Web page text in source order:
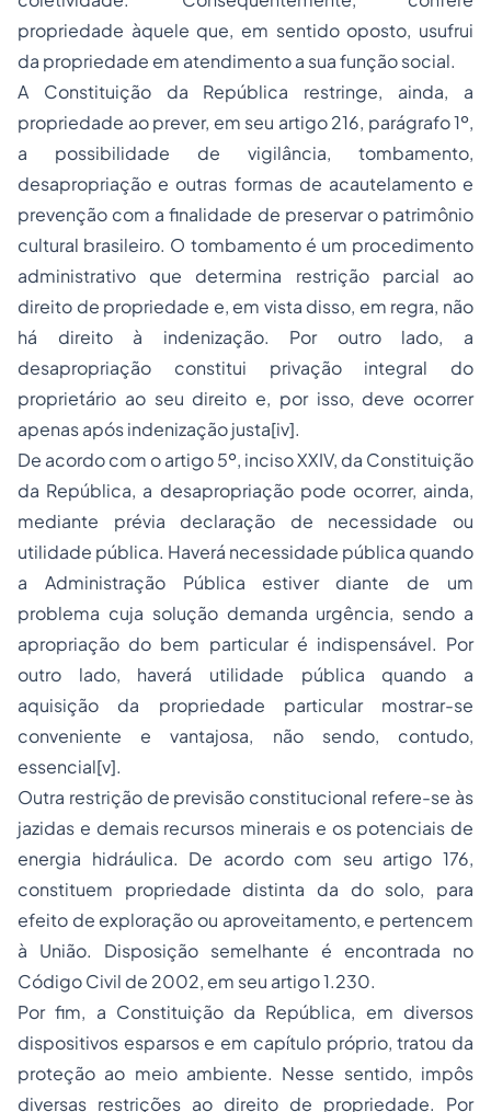
propriedade àquele que, em sentido oposto, usufrui
da propriedade em atendimento a sua função social.
A Constituição da República restringe, ainda, a
propriedade ao prever, em seu artigo 216, parágrafo 1º,
a possibilidade de vigilância, tombamento,
desapropriação e outras formas de acautelamento e
prevenção com a finalidade de preservar o patrimônio
cultural brasileiro. O tombamento é um procedimento
administrativo que determina restrição parcial ao
direito de propriedade e, em vista disso, em regra, não
há direito à indenização. Por outro lado, a
desapropriação constitui privação integral do
proprietário ao seu direito e, por isso, deve ocorrer
apenas após indenização justa[iv].
De acordo com o artigo 5º, inciso XXIV, da Constituição
da República, a desapropriação pode ocorrer, ainda,
mediante prévia declaração de necessidade ou
utilidade pública. Haverá necessidade pública quando
a Administração Pública estiver diante de um
problema cuja solução demanda urgência, sendo a
apropriação do bem particular é indispensável. Por
outro lado, haverá utilidade pública quando a
aquisição da propriedade particular mostrar-se
conveniente e vantajosa, não sendo, contudo,
essencial[v].
Outra restrição de previsão constitucional refere-se às
jazidas e demais recursos minerais e os potenciais de
energia hidráulica. De acordo com seu artigo 176,
constituem propriedade distinta da do solo, para
efeito de exploração ou aproveitamento, e pertencem
à União. Disposição semelhante é encontrada no
Código Civil de 2002, em seu artigo 1.230.
Por fim, a Constituição da República, em diversos
dispositivos esparsos e em capítulo próprio, tratou da
proteção ao meio ambiente. Nesse sentido, impôs
diversas restrições ao direito de propriedade. Por